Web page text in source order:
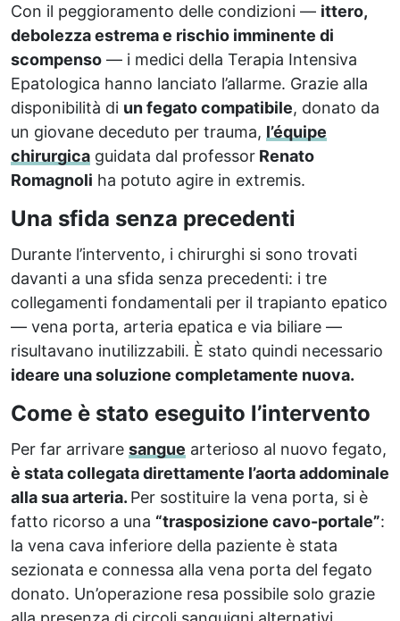
Con il peggioramento delle condizioni — ittero,
debolezza estrema e rischio imminente di
scompenso — i medici della Terapia Intensiva
Epatologica hanno lanciato l’allarme. Grazie alla
disponibilità di un fegato compatibile, donato da
un giovane deceduto per trauma, l’équipe
chirurgica guidata dal professor Renato
Romagnoli ha potuto agire in extremis.
Una sfida senza precedenti
Durante l’intervento, i chirurghi si sono trovati
davanti a una sfida senza precedenti: i tre
collegamenti fondamentali per il trapianto epatico
— vena porta, arteria epatica e via biliare —
risultavano inutilizzabili. È stato quindi necessario
ideare una soluzione completamente nuova.
Come è stato eseguito l’intervento
Per far arrivare sangue arterioso al nuovo fegato,
è stata collegata direttamente l’aorta addominale
alla sua arteria. Per sostituire la vena porta, si è
fatto ricorso a una “trasposizione cavo-portale”:
la vena cava inferiore della paziente è stata
sezionata e connessa alla vena porta del fegato
donato. Un’operazione resa possibile solo grazie